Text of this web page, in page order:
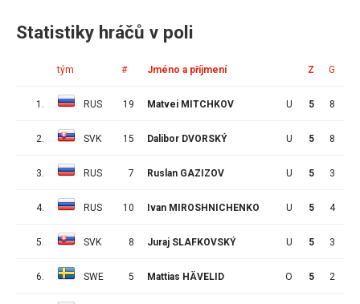
Statistiky hráčů v poli
tým # Jméno a příjmení Z G
1. RUS 19 Matvei MITCHKOV U 5 8
2. SVK 15 Dalibor DVORSKÝ U 5 8
3. RUS 7 Ruslan GAZIZOV U 5 3
4. RUS 10 Ivan MIROSHNICHENKO U 5 4
5. SVK 8 Juraj SLAFKOVSKÝ U 5 3
6. SWE 5 Mattias HÄVELID O 5 2